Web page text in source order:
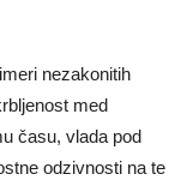
nezakonitih
med
času, vlada pod
odzivnosti na te